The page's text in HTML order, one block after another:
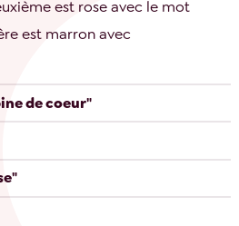
est rose avec le mot
est marron avec
de coeur"